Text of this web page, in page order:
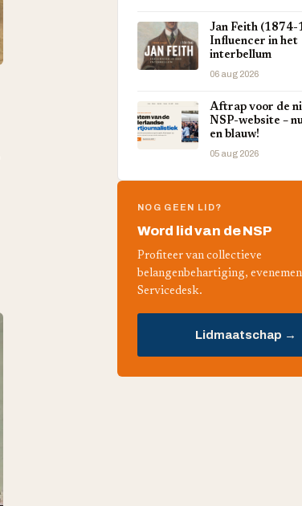
Jan Feith (1874-
Influencer in het
interbellum
06 aug 2026
Aftrap voor de
NSP-website –
en blauw!
05 aug 2026
NOG GEEN LID?
Word lid van de NSP
Profiteer van collectieve
belangenbehartiging,
Servicedesk.
Lidmaatschap →